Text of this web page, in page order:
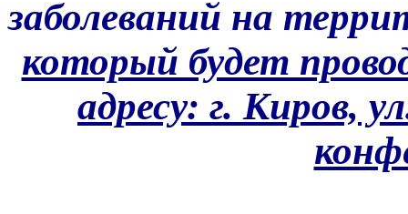
заболеваний на
который будет
адресу: г. Киров,